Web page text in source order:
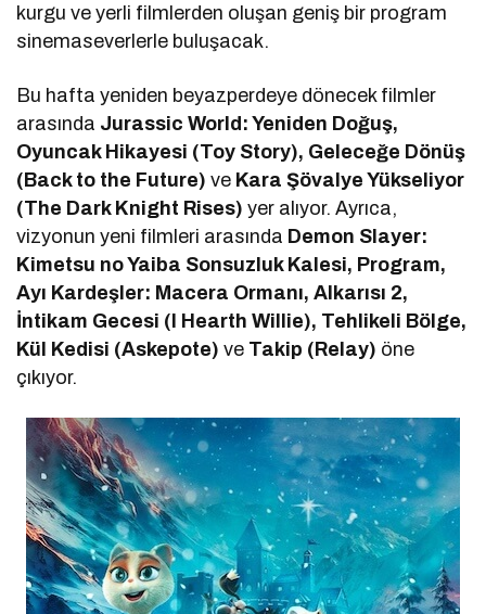
kurgu ve yerli filmlerden oluşan geniş bir program
sinemaseverlerle buluşacak.
Bu hafta yeniden beyazperdeye dönecek filmler
arasında Jurassic World: Yeniden Doğuş,
Oyuncak Hikayesi (Toy Story), Geleceğe Dönüş
(Back to the Future) ve Kara Şövalye Yükseliyor
(The Dark Knight Rises) yer alıyor. Ayrıca,
vizyonun yeni filmleri arasında Demon Slayer:
Kimetsu no Yaiba Sonsuzluk Kalesi, Program,
Ayı Kardeşler: Macera Ormanı, Alkarısı 2,
İntikam Gecesi (I Hearth Willie), Tehlikeli Bölge,
Kül Kedisi (Askepote) ve Takip (Relay) öne
çıkıyor.